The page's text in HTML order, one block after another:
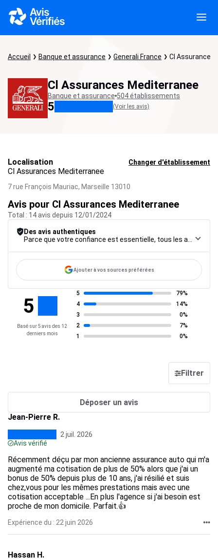
Accueil Banque et assurance Generali France Cl Assurances
Cl Assurances Mediterranee
Banque et assurance 504 établissements
5 (Voir les avis)
Localisation Changer d'établissement
Cl Assurances Mediterranee
7 rue François Mauriac, Marseille 13010
Avis pour Cl Assurances Mediterranee
Total : 14 avis depuis 12/01/2024
Des avis authentiques
Ajouter à vos sources préférées
5
Basé sur 5 avis des 12
derniers mois
5
79%
4
14%
3
0%
2
7%
1
0%
Filtrer
Déposer un avis
Jean-Pierre R.
2 juil. 2026
Avis vérifié
Récemment déçu par mon ancienne assurance auto qui m'a
augmenté ma cotisation de plus de 50% alors que j'ai un
bonus de 50% depuis plus de 10 ans, j'ai résilié et suis
chez,vous pour les mêmes prestations mais avec une
cotisation acceptable ...En plus l'agence si j'ai besoin est
proche de mon domicile. Parfait.👍
Expérience du : 22 juin 2026
Hassan H.